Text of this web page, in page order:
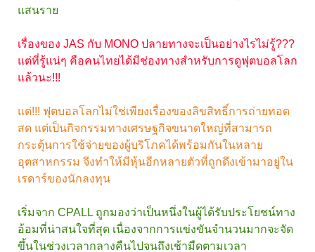
แสนราย
เรื่องของ JAS กับ MONO ปลายทางจะเป็นอย่างไรไม่รู้???
แต่ที่รู้แน่ๆ คือคนไทยได้มีช่องทางสำหรับการดูฟุตบอลโลก
แล้วนะ!!!
แต่!!! ฟุตบอลโลกไม่ใช่เพียงเรื่องของลิขสิทธิ์การถ่ายทอด
สด แต่เป็นกิจกรรมทางเศรษฐกิจขนาดใหญ่ที่สามารถ
กระตุ้นการใช้จ่ายของผู้บริโภคได้พร้อมกันในหลาย
อุตสาหกรรม จึงทำให้มีหุ้นอีกหลายตัวที่ถูกดึงเข้ามาอยู่ใน
เรดาร์ของนักลงทุน
เริ่มจาก CPALL ถูกมองว่าเป็นหนึ่งในผู้ได้รับประโยชน์ทาง
อ้อมที่น่าสนใจที่สุด เนื่องจากการแข่งขันจำนวนมากจะจัด
ขึ้นในช่วงเวลากลางคืนไปจนถึงเช้ามืดตามเวลา